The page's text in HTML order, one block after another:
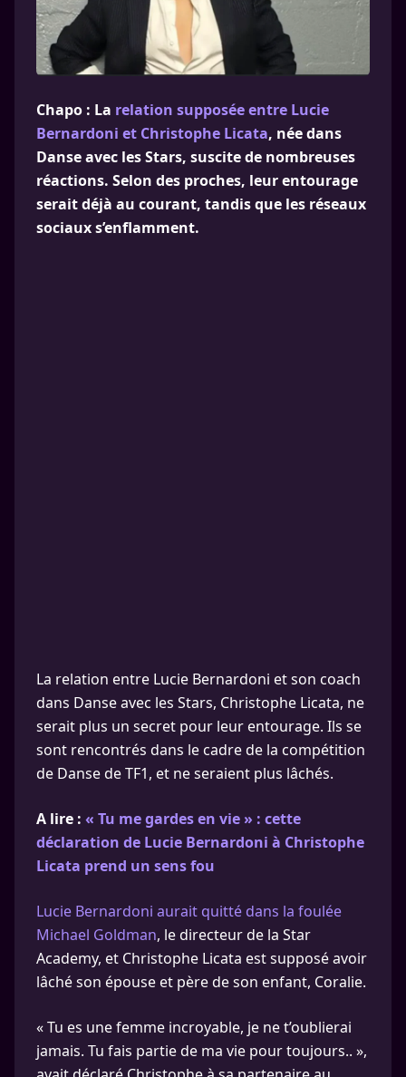
Chapo : La relation supposée entre Lucie
Bernardoni et Christophe Licata, née dans
Danse avec les Stars, suscite de nombreuses
réactions. Selon des proches, leur entourage
serait déjà au courant, tandis que les réseaux
sociaux s’enflamment.
La relation entre Lucie Bernardoni et son coach
dans Danse avec les Stars, Christophe Licata, ne
serait plus un secret pour leur entourage. Ils se
sont rencontrés dans le cadre de la compétition
de Danse de TF1, et ne seraient plus lâchés.
A lire : « Tu me gardes en vie » : cette
déclaration de Lucie Bernardoni à Christophe
Licata prend un sens fou
Lucie Bernardoni aurait quitté dans la foulée
Michael Goldman, le directeur de la Star
Academy, et Christophe Licata est supposé avoir
lâché son épouse et père de son enfant, Coralie.
« Tu es une femme incroyable, je ne t’oublierai
jamais. Tu fais partie de ma vie pour toujours.. »,